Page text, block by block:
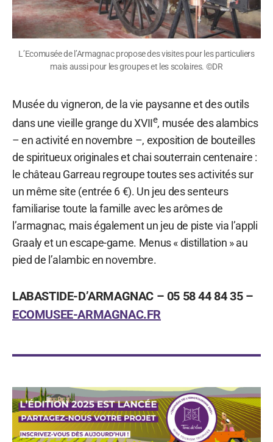
L’Ecomusée de l’Armagnac propose des visites pour les particuliers
mais aussi pour les groupes et les scolaires. ©DR
Musée du vigneron, de la vie paysanne et des outils
dans une vieille grange du XVIIe, musée des alambics
– en activité en novembre –, exposition de bouteilles
de spiritueux originales et chai souterrain centenaire :
le château Garreau regroupe toutes ses activités sur
un même site (entrée 6 €). Un jeu des senteurs
familiarise toute la famille avec les arômes de
l’armagnac, mais également un jeu de piste via l’appli
Graaly et un escape-game. Menus « distillation » au
pied de l’alambic en novembre.
LABASTIDE-D’ARMAGNAC – 05 58 44 84 35 –
ECOMUSEE-ARMAGNAC.FR